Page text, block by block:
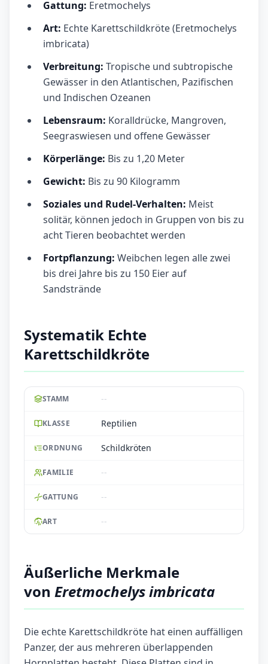
Gattung: Eretmochelys
Art: Echte Karettschildkröte (Eretmochelys
imbricata)
Verbreitung: Tropische und subtropische
Gewässer in den Atlantischen, Pazifischen
und Indischen Ozeanen
Lebensraum: Koralldrücke, Mangroven,
Seegraswiesen und offene Gewässer
Körperlänge: Bis zu 1,20 Meter
Gewicht: Bis zu 90 Kilogramm
Soziales und Rudel-Verhalten: Meist
solitär, können jedoch in Gruppen von bis zu
acht Tieren beobachtet werden
Fortpflanzung: Weibchen legen alle zwei
bis drei Jahre bis zu 150 Eier auf
Sandstrände
Systematik Echte
Karettschildkröte
STAMM --
KLASSE Reptilien
ORDNUNG Schildkröten
FAMILIE --
GATTUNG --
ART --
Äußerliche Merkmale
von Eretmochelys imbricata
Die echte Karettschildkröte hat einen auffälligen
Panzer, der aus mehreren überlappenden